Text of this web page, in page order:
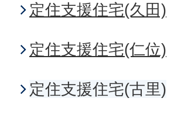
定住支援住宅(久田)
定住支援住宅(仁位)
定住支援住宅(古里)